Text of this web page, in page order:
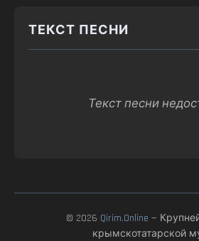
ТЕКСТ ПЕСНИ
Текст песни
© 2026 Qirim.Online —
крымскотатарской